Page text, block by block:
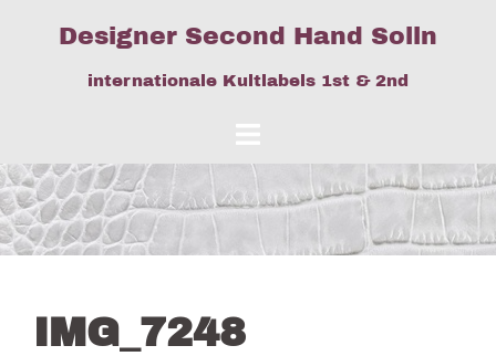
Designer Second Hand Solln
internationale Kultlabels 1st & 2nd
IMG_7248